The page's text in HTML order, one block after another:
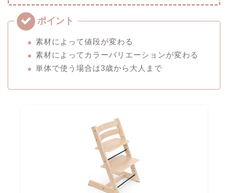
素材によって値段が変わる
素材によってカラーバリエーションが変わる
単体で使う場合は3歳から大人まで